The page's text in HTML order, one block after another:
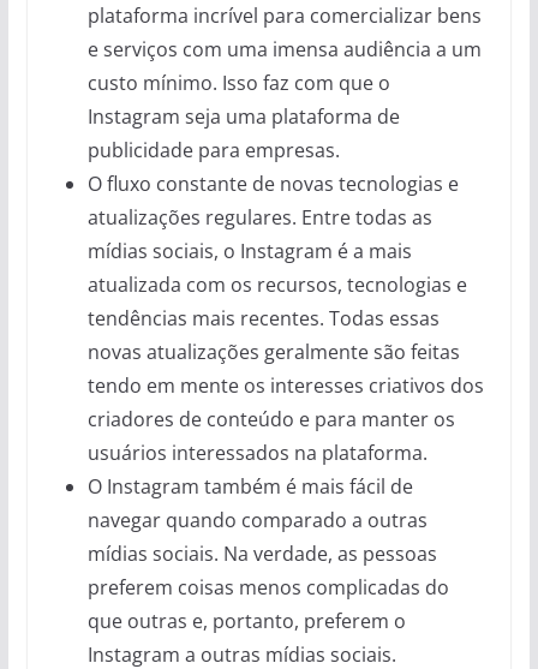
plataforma incrível para comercializar bens
e serviços com uma imensa audiência a um
custo mínimo. Isso faz com que o
Instagram seja uma plataforma de
publicidade para empresas.
O fluxo constante de novas tecnologias e
atualizações regulares. Entre todas as
mídias sociais, o Instagram é a mais
atualizada com os recursos, tecnologias e
tendências mais recentes. Todas essas
novas atualizações geralmente são feitas
tendo em mente os interesses criativos dos
criadores de conteúdo e para manter os
usuários interessados na plataforma.
O Instagram também é mais fácil de
navegar quando comparado a outras
mídias sociais. Na verdade, as pessoas
preferem coisas menos complicadas do
que outras e, portanto, preferem o
Instagram a outras mídias sociais.